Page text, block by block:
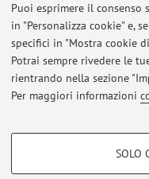
Puoi esprimere il
in "Personalizza cookie" e,
specifici in "Mostra cookie
Potrai sempre rivedere le
rientrando nella sezione
Per maggiori informazioni
COOKIE DI
SOLO
© 2026 - ALMA MATER
Zamboni, 33 - 40126
Privacy|